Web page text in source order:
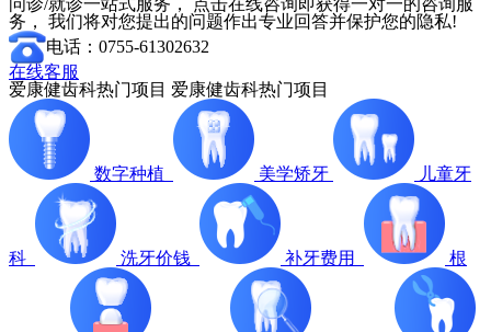
问诊/就诊一站式服务， 点击在线咨询即获得一对一的咨询服
务， 我们将对您提出的问题作出专业回答并保护您的隐私!
电话：0755-61302632
在线客服
爱康健齿科热门项目 爱康健齿科热门项目
数字种植 美学矫牙 儿童牙
科 洗牙价钱 补牙费用 根